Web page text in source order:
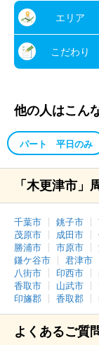
エリア
こだわり
他の人はこん
パート 平日のみ
「木更津市」
千葉市 銚子市
茂原市
成田市
勝浦市
市原市
鎌ケ谷市
君津市
八街市
印西市
香取市
山武市
印旛郡
香取郡
よくあるご質